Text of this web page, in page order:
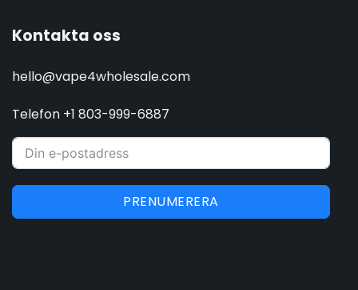
Kontakta oss
hello@vape4wholesale.com
Telefon +1 803-999-6887
PRENUMERERA